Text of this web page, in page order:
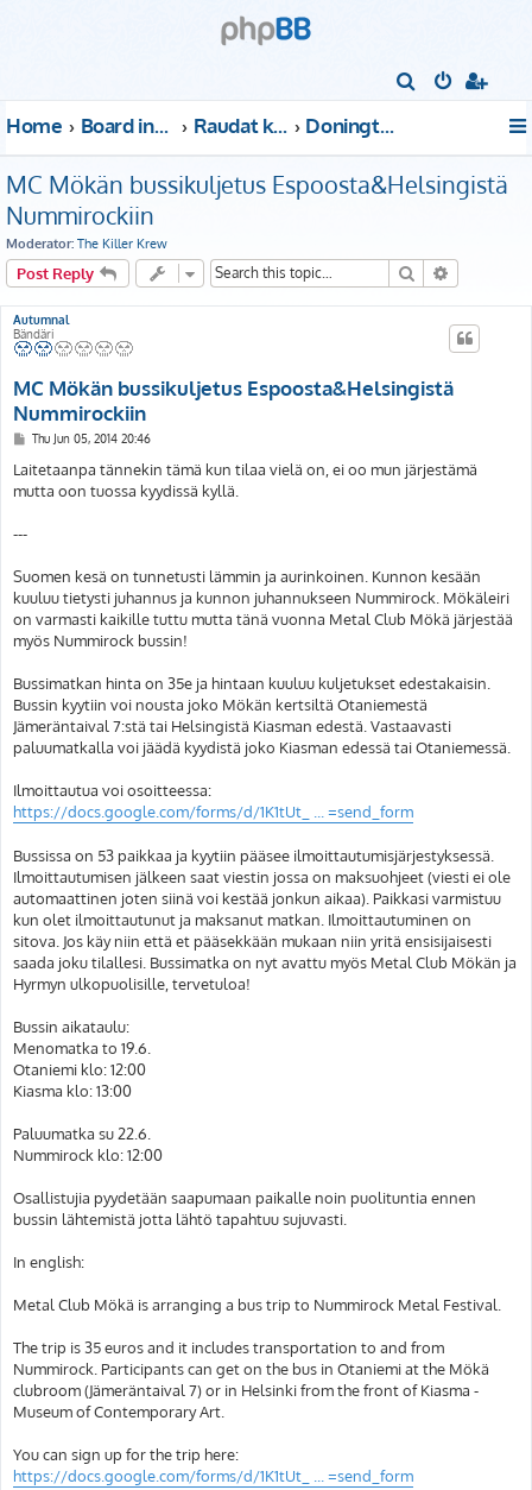
c
Home Board index Raudat kattoon! Donington Park
MC Mökän bussikuljetus Espoosta&Helsingistä
Nummirockiin
Moderator: The Killer Krew
Post Reply Search
Autumnal
Bändäri
MC Mökän bussikuljetus Espoosta&Helsingistä
Nummirockiin
P
s
t
Thu Jun 05, 2014 20:46
Laitetaanpa tännekin tämä kun tilaa vielä on, ei oo mun järjestämä
mutta oon tuossa kyydissä kyllä.
---
Suomen kesä on tunnetusti lämmin ja aurinkoinen. Kunnon kesään
kuuluu tietysti juhannus ja kunnon juhannukseen Nummirock. Mökäleiri
on varmasti kaikille tuttu mutta tänä vuonna Metal Club Mökä järjestää
myös Nummirock bussin!
Bussimatkan hinta on 35e ja hintaan kuuluu kuljetukset edestakaisin.
Bussin kyytiin voi nousta joko Mökän kertsiltä Otaniemestä
Jämeräntaival 7:stä tai Helsingistä Kiasman edestä. Vastaavasti
paluumatkalla voi jäädä kyydistä joko Kiasman edessä tai Otaniemessä.
Ilmoittautua voi osoitteessa:
https://docs.google.com/forms/d/1K1tUt_ ... =send_form
Bussissa on 53 paikkaa ja kyytiin pääsee ilmoittautumisjärjestyksessä.
Ilmoittautumisen jälkeen saat viestin jossa on maksuohjeet (viesti ei ole
automaattinen joten siinä voi kestää jonkun aikaa). Paikkasi varmistuu
kun olet ilmoittautunut ja maksanut matkan. Ilmoittautuminen on
sitova. Jos käy niin että et pääsekkään mukaan niin yritä ensisijaisesti
saada joku tilallesi. Bussimatka on nyt avattu myös Metal Club Mökän ja
Hyrmyn ulkopuolisille, tervetuloa!
Bussin aikataulu:
Menomatka to 19.6.
Otaniemi klo: 12:00
Kiasma klo: 13:00
Paluumatka su 22.6.
Nummirock klo: 12:00
Osallistujia pyydetään saapumaan paikalle noin puolituntia ennen
bussin lähtemistä jotta lähtö tapahtuu sujuvasti.
In english:
Metal Club Mökä is arranging a bus trip to Nummirock Metal Festival.
The trip is 35 euros and it includes transportation to and from
Nummirock. Participants can get on the bus in Otaniemi at the Mökä
clubroom (Jämeräntaival 7) or in Helsinki from the front of Kiasma -
Museum of Contemporary Art.
You can sign up for the trip here:
https://docs.google.com/forms/d/1K1tUt_ ... =send_form